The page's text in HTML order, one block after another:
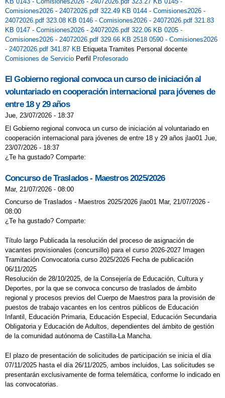
PARQUE EUROPA
PLAN DE INICIO DE CURSO
PLAN DIGITAL
PROCESO DE ADMISIÓN CURSO 2025-
PRONTO ESTAREMOS JUNTOS
PROYECTO BEETHOVEN 1º DE
PROYECTO DE DIRECCIÓN
PUERTAS NAVIDEÑAS
RESOLUCIÓN PARA LAS AYUDAS PARA
ALUMNOS CON NECESIDADES
ESPECÍFICAS DE APOYO EDUCATIVO
REUNIÓN DE PADRES Y MADRES DEL
Comisiones2026 - 24072026.pdf 322.49 KB 0144 - Comisiones2026 -
24072026.pdf 323.08 KB 0146 - Comisiones2026 - 24072026.pdf 321.83
KB 0147 - Comisiones2026 - 24072026.pdf 322.06 KB 0205 -
Comisiones2026 - 24072026.pdf 329.66 KB 2518 0590 - Comisiones2026
- 24072026.pdf 341.87 KB Etiqueta Tramites Personal docente
Comisiones de Servicio Perfil Profesorado
El Gobierno regional convoca un curso de iniciación al
voluntariado en cooperación internacional para jóvenes de
entre 18 y 29 años
Jue, 23/07/2026 - 18:37
El Gobierno regional convoca un curso de iniciación al voluntariado en
cooperación internacional para jóvenes de entre 18 y 29 años jlao01 Jue,
23/07/2026 - 18:37
¿Te ha gustado? Comparte:
Concurso de Traslados - Maestros 2025/2026
Mar, 21/07/2026 - 08:00
Concurso de Traslados - Maestros 2025/2026 jlao01 Mar, 21/07/2026 -
08:00
¿Te ha gustado? Comparte:
Título largo Publicada la resolución del proceso de asignación de
vacantes provisionales (concursillo) para el curso 2026-2027 Imagen
Tramitación Convocatoria curso 2025/2026 Fecha de publicación
06/11/2025
Resolución de 28/10/2025, de la Consejería de Educación, Cultura y
Deportes, por la que se convoca concurso de traslados de ámbito
regional y procesos previos del Cuerpo de Maestros para la provisión de
puestos de trabajo vacantes en los centros públicos de Educación
Infantil, Educación Primaria, Educación Especial, Educación Secundaria
Obligatoria y Educación de Adultos, dependientes del ámbito de gestión
de la comunidad autónoma de Castilla-La Mancha.
El plazo de presentación de solicitudes de participación se inicia el día
07/11/2025 hasta el día 26/11/2025, ambos incluidos, Las solicitudes se
presentarán exclusivamente de forma telemática, conforme lo indicado en
las convocatorias.